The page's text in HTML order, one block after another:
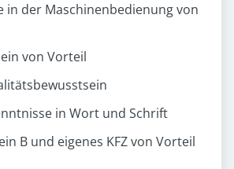
in der Maschinenbedienung von
von Vorteil
in Wort und Schrift
B und eigenes KFZ von Vorteil